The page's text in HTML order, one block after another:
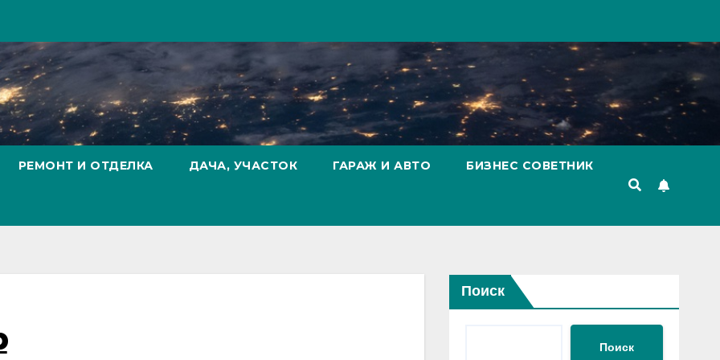
РЕМОНТ И ОТДЕЛКА ДАЧА, УЧАСТОК ГАРАЖ И АВТО БИЗНЕС СОВЕТНИК
Поиск
Поиск